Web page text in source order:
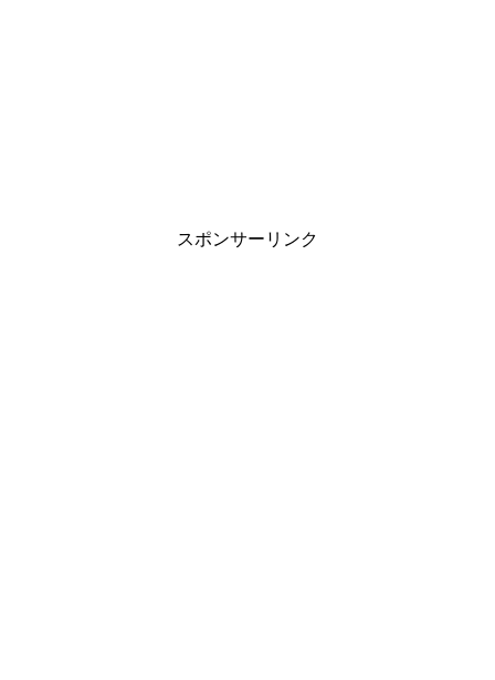
スポンサーリンク